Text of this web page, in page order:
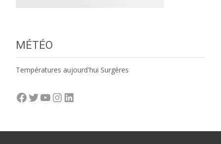
MÉTÉO
Températures aujourd'hui Surgères
Facebook
Twitter
YouTube
Instagram
LinkedIn